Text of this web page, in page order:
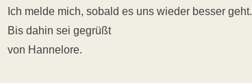
Ich melde mich, sobald es uns wieder besser geht.
Bis dahin sei gegrüßt
von Hannelore.